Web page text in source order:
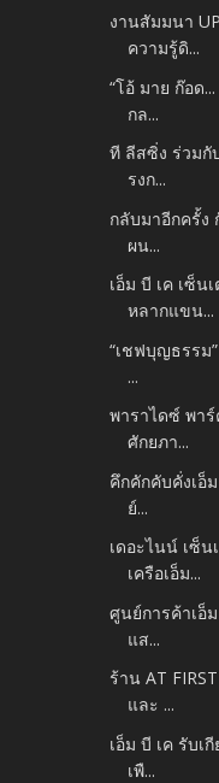
งานสัมมนา
ความรู้ดิ...
“โอ้ มาย ก๊อด
กล...
ที ลีสซิ่ง ร่วมกั
รงก...
กลับมาอีกครั้ง
ผน...
เอ็ม บี เค เซ็น
หลากแขน...
“เชฟบุญธรรม
...
พาราไดซ์ พา
ศักยภา...
คึกคักคับคั่งเอ็
ย์...
เดอะไนน์ เซ็
เครือเอ็ม...
ศูนย์การค้าเอ็
แส...
ร้าน AT
และ ...
เอ็ม บี เค รับ
เพื...